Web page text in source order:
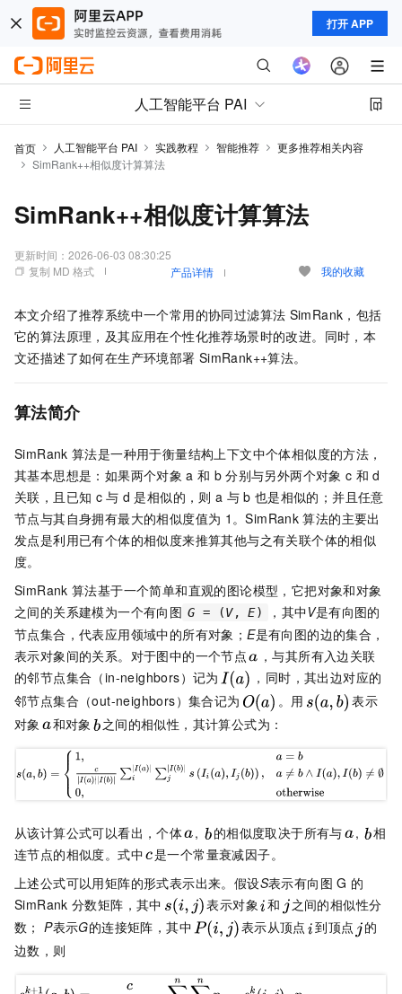
打开 APP
人工智能平台 PAI
首页 人工智能平台 PAI 实践教程 智能推荐
更多推荐相关内容
SimRank++相似度计算算法
SimRank++相似度计算算法
更新时间： 2026-06-03 08:30:25
复制 MD 格式
产品详情 我的收藏
本文介绍了推荐系统中一个常用的协同过滤算法 SimRank，包括
它的算法原理，及其应用在个性化推荐场景时的改进。同时，本
文还描述了如何在生产环境部署 SimRank++算法。
算法简介
SimRank 算法是一种用于衡量结构上下文中个体相似度的方法，
其基本思想是：如果两个对象 a 和 b 分别与另外两个对象 c 和 d
关联，且已知 c 与 d 是相似的，则 a 与 b 也是相似的；并且任意
节点与其自身拥有最大的相似度值为 1。SimRank 算法的主要出
发点是利用已有个体的相似度来推算其他与之有关联个体的相似
度。
SimRank 算法基于一个简单和直观的图论模型，它把对象和对象
之间的关系建模为一个有向图 G = (V,E) ，其中V是有向图的
节点集合，代表应用领域中的所有对象；E是有向图的边的集合，
表示对象间的关系。对于图中的一个节点
，与其所有入边关联
的邻节点集合（in-neighbors）记为
，同时，其出边对应的
邻节点集合（out-neighbors）集合记为
。用
表示
对象
和对象 之间的相似性，其计算公式为：
从该计算公式可以看出，个体 , 的相似度取决于所有与 ,
相
连节点的相似度。式中
是一个常量衰减因子。
上述公式可以用矩阵的形式表示出来。假设S表示有向图 G 的
SimRank 分数矩阵，其中 表示对象 和
之间的相似性分
数；P表示G的连接矩阵，其中 表示从顶点 到顶点
的
边数，则